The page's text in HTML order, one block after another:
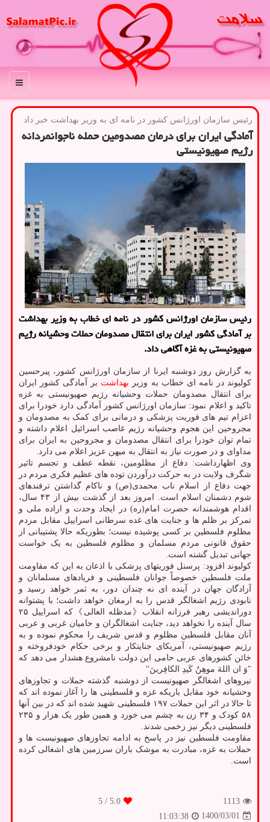
منو
رئیس سازمان اورژانس كشور در نامه ای به وزیر بهداشت خبر داد
آمادگی ایران برای درمان مصدومین حمله ناجوانمردانه
رژیم صهیونیستی
رئیس سازمان اورژانس کشور در نامه ای خطاب به وزیر بهداشت
بر آمادگی کشور ایران برای انتقال مصدومان حملات وحشیانه رژیم
صهیونیستی به غزه آگاهی داد.
به گزارش روز دوشنبه ایرنا از سازمان اورژانس کشور، پیرحسین
کولیوند در نامه ای خطاب به وزیر بهداشت بر آمادگی کشور ایران
برای انتقال مصدومان حملات وحشیانه رژیم صهیونیستی به غزه
تاکید و اعلام نمود: سازمان اورژانس کشور آمادگی دارد خودرا برای
اعزام تیم های فوریت پزشکی و درمانی برای کمک به مصدومان و
مجروحین این هجوم وحشیانه رژیم غاصب اسرائیل اعلام داشته و
تمام توان خودرا برای انتقال مصدومان و مجروحین به ایران برای
مداوای و در صورت نیاز به انتقال به میهن عزیز اعلام می دارد.
وی اظهارداشت: دفاع از مظلومین، نقطه عطف و تجسم تاثیر
شگرف ولایت در به حرکت درآوردن توده های عظیم فکری مردم در
جهت دفاع از اسلام ناب محمدی(ص) و ناکام گذاشتن ترفندهای
شوم دشمنان اسلام است. امروز بعد از گذشت بیش از ۴۳ سال،
اقدام هوشمندانه حضرت امام(ره) در ایجاد وحدت و اراده ملی و
تمرکز بر ظلم ها و جنایت های غده سرطانی اسراییل مقابل مردم
مظلوم فلسطین بر کسی پوشیده نیست؛ بطوریکه حالا پشتیبانی از
حقوق قانونی مردم مسلمان و مظلوم فلسطین به یک خواست
جهانی تبدیل گشته است.
کولیوند افزود: پرسنل فوریتهای پزشکی با اذعان به این که مقاومت
ملت فلسطین خصوصاً جوانان فلسطینی و فریادهای مسلمانان و
آزادگان جهان در آینده ای نه چندان دور، به ثمر خواهد رسید و
نابودی رژیم اشغالگر قدس را به ارمغان خواهد داشت؛ با پشتوانه
دوراندیشی رهبر فرزانه انقلاب《مدظله العالی》که اسراییل ۲۵
سال آینده را نخواهد دید، جنایت اشغالگران و حامیان غربی و عربی
آنان مقابل فلسطین مظلوم و قدس شریف را محکوم نموده و به
رژیم صهیونیستی، آمریکای جنایتکار و برخی حکام خودفروخته و
خائن کشورهای عربی حامی این دولت نامشروع هشدار می دهد که
"وَ ان اللهَ موهِنُ کَیدِ الکافِرینَ"
نیروهای اشغالگر صهیونیست از دوشنبه گذشته حملات و تجاوزهای
وحشیانه خود مقابل باریکه غزه و فلسطینی ها را آغاز نموده اند که
تا حالا در اثر این حملات ۱۹۷ فلسطینی شهید شده اند که در بین آنها
۵۸ کودک و ۳۴ زن به چشم می خورد و همین طور یک هزار و ۲۳۵
فلسطینی دیگر نیز زخمی شدند.
مقاومت فلسطین نیز در پاسخ به ادامه تجاوزهای صهیونیست ها و
حملات به غزه، مبادرت به موشک باران سرزمین های اشغالی کرده
است.
1113
5.0
/ 5
1400/03/01
11:03:38